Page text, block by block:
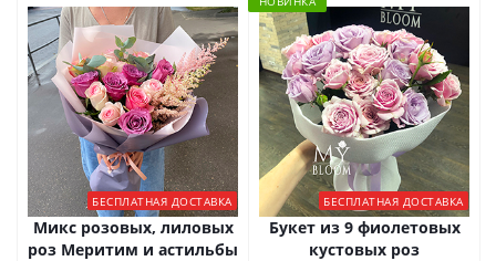
БЕСПЛАТНАЯ ДОСТАВКА
Микс розовых, лиловых
роз Меритим и астильбы
БЕСПЛАТНАЯ ДОСТАВКА
Букет из 9 фиолетовых
кустовых роз